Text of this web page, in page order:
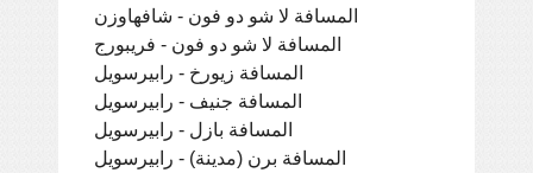
المسافة لا شو دو فون - شافهاوزن
المسافة لا شو دو فون - فريبورج
المسافة زيورخ - رابيرسويل
المسافة جنيف - رابيرسويل
المسافة بازل - رابيرسويل
المسافة برن (مدينة) - رابيرسويل